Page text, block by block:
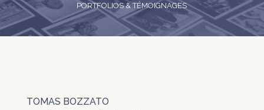
PORTFOLIOS & TÉMOIGNAGES
TOMAS BOZZATO